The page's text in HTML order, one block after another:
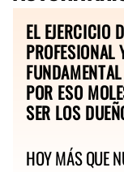
EL EJERCICIO
POR ESO
SER LOS
HOY MÁS QUE